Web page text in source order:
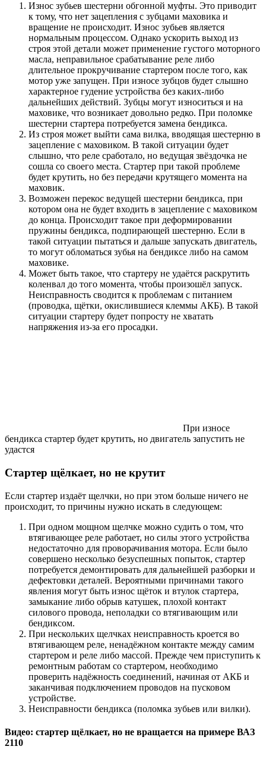
Износ зубьев шестерни обгонной муфты. Это приводит
к тому, что нет зацепления с зубцами маховика и
вращение не происходит. Износ зубьев является
нормальным процессом. Однако ускорить выход из
строя этой детали может применение густого моторного
масла, неправильное срабатывание реле либо
длительное прокручивание стартером после того, как
мотор уже запущен. При износе зубцов будет слышно
характерное гудение устройства без каких-либо
дальнейших действий. Зубцы могут износиться и на
маховике, что возникает довольно редко. При поломке
шестерни стартера потребуется замена бендикса.
Из строя может выйти сама вилка, вводящая шестерню в
зацепление с маховиком. В такой ситуации будет
слышно, что реле сработало, но ведущая звёздочка не
сошла со своего места. Стартер при такой проблеме
будет крутить, но без передачи крутящего момента на
маховик.
Возможен перекос ведущей шестерни бендикса, при
котором она не будет входить в зацепление с маховиком
до конца. Происходит такое при деформировании
пружины бендикса, подпирающей шестерню. Если в
такой ситуации пытаться и дальше запускать двигатель,
то могут обломаться зубья на бендиксе либо на самом
маховике.
Может быть такое, что стартеру не удаётся раскрутить
коленвал до того момента, чтобы произошёл запуск.
Неисправность сводится к проблемам с питанием
(проводка, щётки, окислившиеся клеммы АКБ). В такой
ситуации стартеру будет попросту не хватать
напряжения из-за его просадки.
При износе
бендикса стартер будет крутить, но двигатель запустить не
удастся
Стартер щёлкает, но не крутит
Если стартер издаёт щелчки, но при этом больше ничего не
происходит, то причины нужно искать в следующем:
При одном мощном щелчке можно судить о том, что
втягивающее реле работает, но силы этого устройства
недостаточно для проворачивания мотора. Если было
совершено несколько безуспешных попыток, стартер
потребуется демонтировать для дальнейшей разборки и
дефектовки деталей. Вероятными причинами такого
явления могут быть износ щёток и втулок стартера,
замыкание либо обрыв катушек, плохой контакт
силового провода, неполадки со втягивающим или
бендиксом.
При нескольких щелчках неисправность кроется во
втягивающем реле, ненадёжном контакте между самим
стартером и реле либо массой. Прежде чем приступить к
ремонтным работам со стартером, необходимо
проверить надёжность соединений, начиная от АКБ и
заканчивая подключением проводов на пусковом
устройстве.
Неисправности бендикса (поломка зубьев или вилки).
Видео: стартер щёлкает, но не вращается на примере ВАЗ
2110